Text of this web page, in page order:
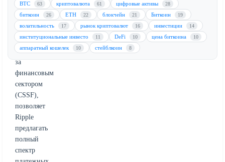
прорыв,
одобренный
Комиссией
по
надзору
за
финансовым
сектором
(CSSF),
позволяет
Ripple
предлагать
полный
спектр
BTC 63 криптовалюта 61 цифровые активы 28
биткоин 26 ETH 22 блокчейн 21 Биткоин 19
волатильность 17 рынок криптовалют 16 инвестиции 14
институциональные инвесто 11 DeFi 10 цена биткоина 10
аппаратный кошелек 10 стейблкоин 8